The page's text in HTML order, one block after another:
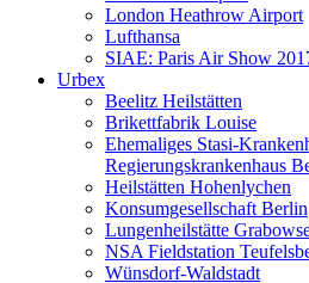
London Heathrow Airport
Lufthansa
SIAE: Paris Air Show
Urbex
Beelitz Heilstätten
Brikettfabrik Louise
Ehemaliges Stasi-
Regierungskrankenhaus
Heilstätten Hohenlychen
Konsumgesellschaft Berlin
Lungenheilstätte
NSA Fieldstation
Wünsdorf-Waldstadt